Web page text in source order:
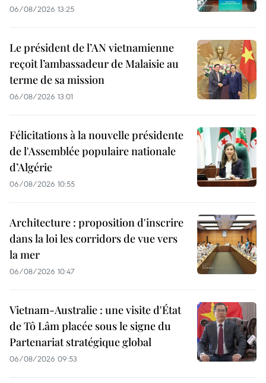
06/08/2026 13:25
Le président de l’AN vietnamienne
reçoit l’ambassadeur de Malaisie au
terme de sa mission
06/08/2026 13:01
Félicitations à la nouvelle présidente
de l'Assemblée populaire nationale
d’Algérie
06/08/2026 10:55
Architecture : proposition d'inscrire
dans la loi les corridors de vue vers
la mer
06/08/2026 10:47
Vietnam-Australie : une visite d'État
de Tô Lâm placée sous le signe du
Partenariat stratégique global
06/08/2026 09:53